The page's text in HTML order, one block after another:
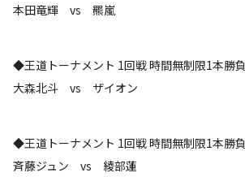
本田竜輝 vs 羆嵐
◆王道トーナメント 1回戦 時間無制限1本勝負
大森北斗 vs ザイオン
◆王道トーナメント 1回戦 時間無制限1本勝負
斉藤ジュン vs 綾部蓮